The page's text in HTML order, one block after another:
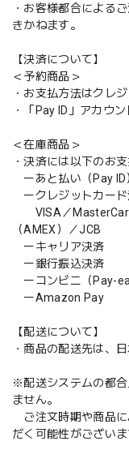
・お客様都合による
きかねます。
【決済について】
＜予約商品＞
・お支払方法はクレ
・「Pay ID」アカウ
＜在庫商品＞
・決済には以下のお
ーあと払い（Pay ID
ークレジットカード
VISA／MasterCard
（AMEX）／JCB
ーキャリア決済
ー銀行振込決済
ーコンビニ（Pay-
ーAmazon Pay
【配送について】
・商品の配送先は、
※配送システムの都
ません。
ご注文時期や商品に
だく可能性がございま